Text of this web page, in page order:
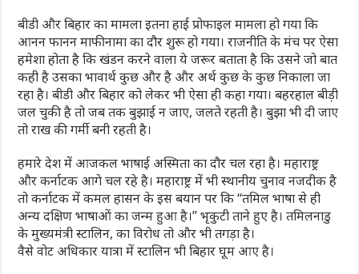
बीडी और बिहार का मामला इतना हाई प्रोफाइल मामला हो गया कि
आनन फानन माफीनामा का दौर शुरू हो गया। राजनीति के मंच पर ऐसा
हमेशा होता है कि खंडन करने वाला ये जरूर बताता है कि उसने जो बात
कही है उसका भावार्थ कुछ और है और अर्थ कुछ के कुछ निकाला जा
रहा है। बीडी और बिहार को लेकर भी ऐसा ही कहा गया। बहरहाल बीड़ी
जल चुकी है तो जब तक बुझाई न जाए, जलते रहती है। बुझा भी दी जाए
तो राख की गर्मी बनी रहती है।
हमारे देश में आजकल भाषाई अस्मिता का दौर चल रहा है। महाराष्ट्र
और कर्नाटक आगे चल रहे है। महाराष्ट्र में भी स्थानीय चुनाव नजदीक है
तो कर्नाटक में कमल हासन के इस बयान पर कि “तमिल भाषा से ही
अन्य दक्षिण भाषाओं का जन्म हुआ है।” भृकुटी ताने हुए है। तमिलनाडु
के मुख्यमंत्री स्टालिन, का विरोध तो और भी तगड़ा है।
वैसे वोट अधिकार यात्रा में स्टालिन भी बिहार घूम आए है।